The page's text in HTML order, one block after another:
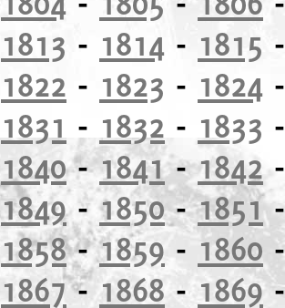
1813 - 1814 - 1815
1822 - 1823 - 1824
1831 - 1832 - 1833
1840-1841-1842
1849- 1850-1851
1858-1859 - 1860
1867-1868- 1869